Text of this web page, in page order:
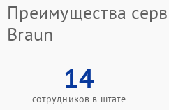
Преимущества
Braun
14
сотрудников в штате